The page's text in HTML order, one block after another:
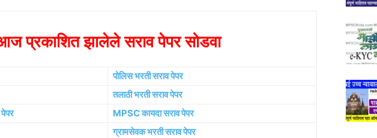
प्रकाशित झालेले सराव पेपर सोडवा
पोलिस भरती सराव पेपर
तलाठी भरती सराव पेपर
MPSC कायदा सराव पेपर
ग्रामसेवक भरती सराव पेपर